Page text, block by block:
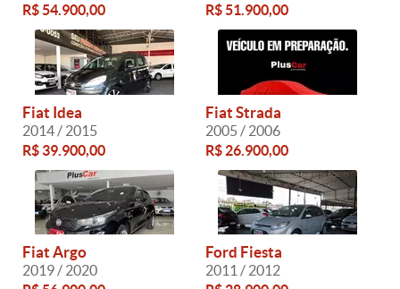
R$ 54.900,00
R$ 51.900,00
Fiat Idea
2014 / 2015
R$ 39.900,00
Fiat Strada
2005 / 2006
R$ 26.900,00
Fiat Argo
2019 / 2020
Ford Fiesta
2011 / 2012